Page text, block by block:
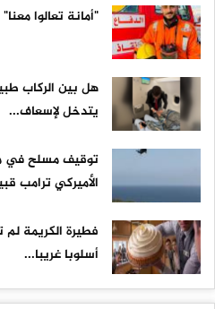
"أمانة تعالوا
هل بين الركاب
يتدخل لإسعاف...
توقيف مسلح في
الأميركي ترامب
فطيرة الكريمة
أسلوبا غريبا...